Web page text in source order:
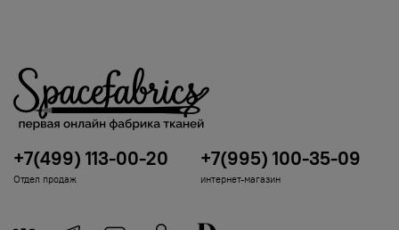
+7(499) 113-00-20
Отдел продаж
+7(995) 100-35-09
интернет-магазин